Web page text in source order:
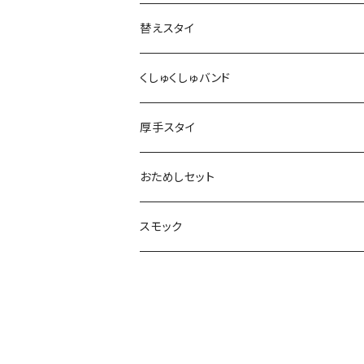
替えスタイ
くしゅくしゅバンド
厚手スタイ
おためしセット
スモック